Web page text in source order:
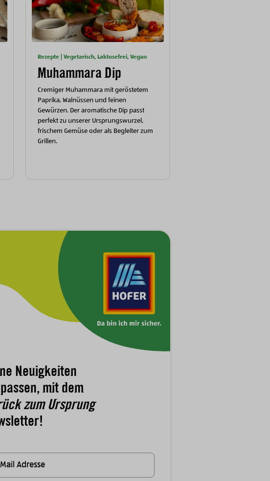
Rezepte | Vegetarisch, Laktosefrei, Vegan
Muhammara Dip
Cremiger Muhammara mit geröstetem
Paprika, Walnüssen und feinen
Gewürzen. Der aromatische Dip passt
perfekt zu unserer Ursprungswurzel,
frischem Gemüse oder als Begleiter zum
Grillen.
Neuigkeiten
mit dem
zum Ursprung